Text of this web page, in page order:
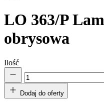
LO 363/P
obrysowa
Ilość
Dodaj do oferty